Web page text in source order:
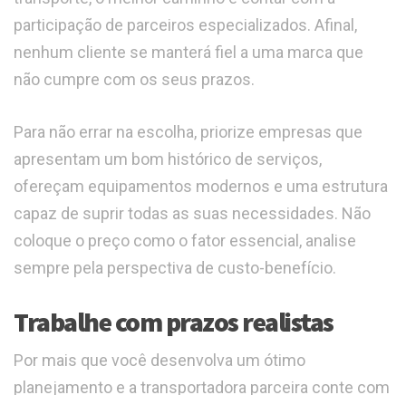
participação de parceiros especializados. Afinal,
nenhum cliente se manterá fiel a uma marca que
não cumpre com os seus prazos.
Para não errar na escolha, priorize empresas que
apresentam um bom histórico de serviços,
ofereçam equipamentos modernos e uma estrutura
capaz de suprir todas as suas necessidades. Não
coloque o preço como o fator essencial, analise
sempre pela perspectiva de custo-benefício.
Trabalhe com prazos realistas
Por mais que você desenvolva um ótimo
planejamento e a transportadora parceira conte com